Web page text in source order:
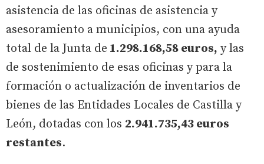
asistencia de las oficinas de asistencia y
asesoramiento a municipios, con una ayuda
total de la Junta de 1.298.168,58 euros, y las
de sostenimiento de esas oficinas y para la
formación o actualización de inventarios de
bienes de las Entidades Locales de Castilla y
León, dotadas con los 2.941.735,43 euros
restantes.